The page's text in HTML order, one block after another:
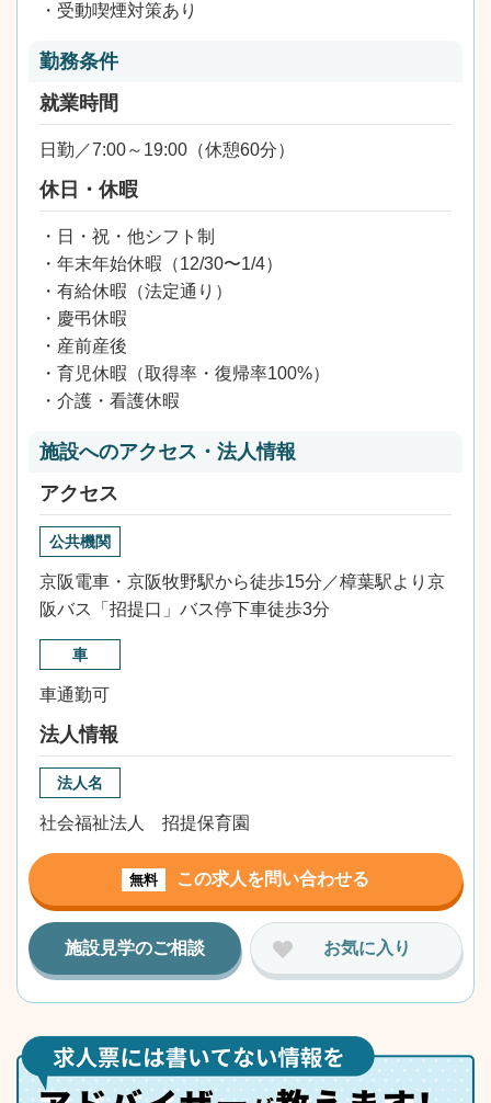
・受動喫煙対策あり
勤務条件
就業時間
日勤／7:00～19:00（休憩60分）
休日・休暇
・日・祝・他シフト制
・年末年始休暇（12/30〜1/4）
・有給休暇（法定通り）
・慶弔休暇
・産前産後
・育児休暇（取得率・復帰率100%）
・介護・看護休暇
施設へのアクセス・法人情報
アクセス
公共機関
京阪電車・京阪牧野駅から徒歩15分／樟葉駅より京
阪バス「招提口」バス停下車徒歩3分
車
車通勤可
法人情報
法人名
社会福祉法人 招提保育園
無料 この求人を問い合わせる
施設見学のご相談 お気に入り